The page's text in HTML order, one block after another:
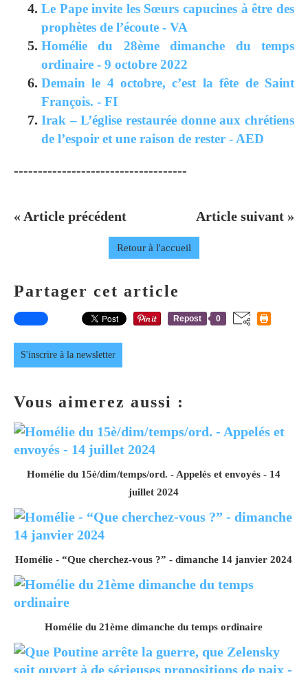
Le Pape invite les Sœurs capucines à être des
prophètes de l’écoute - VA
Homélie du 28ème dimanche du temps
ordinaire - 9 octobre 2022
Demain le 4 octobre, c’est la fête de Saint
François. - FI
Irak – L’église restaurée donne aux chrétiens
de l’espoir et une raison de rester - AED
------------------------------------
« Article précédent Article suivant »
Retour à l'accueil
Partager cet article
Repost 0
S'inscrire à la newsletter
Vous aimerez aussi :
Homélie du 15è/dim/temps/ord. - Appelés et envoyés - 14
juillet 2024
Homélie - “Que cherchez-vous ?” - dimanche 14 janvier 2024
Homélie du 21ème dimanche du temps ordinaire